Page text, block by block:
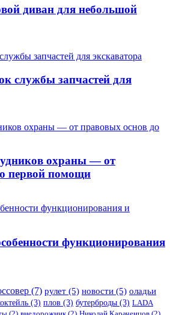
диван для небольшой
службы запчастей для
охраны — от
первой помощи
функционирования
(7) рулет (5) новости (5) оладьи
(3) плов (3) бутерброды (3) LADA